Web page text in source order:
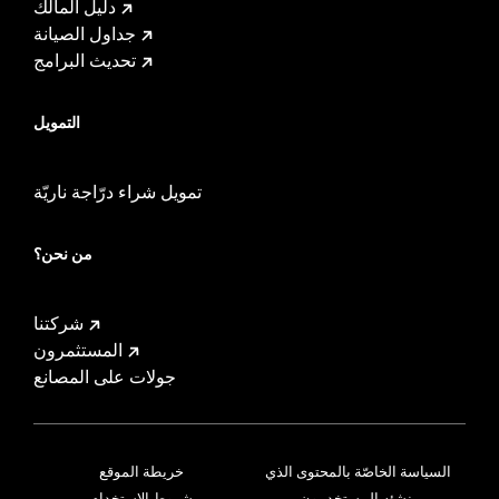
دليل المالك
جداول الصيانة
تحديث البرامج
التمويل
تمويل شراء درّاجة ناريّة
من نحن؟
شركتنا
المستثمرون
جولات على المصانع
خريطة الموقع
السياسة الخاصّة بالمحتوى الذي